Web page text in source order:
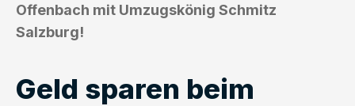
Offenbach mit Umzugskönig Schmitz
Salzburg!
Geld sparen beim